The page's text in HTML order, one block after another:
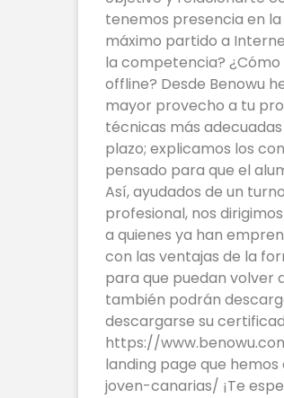
tenemos presencia en
máximo partido a
la competencia?
offline? Desde Benowu
mayor provecho a tu
técnicas más
plazo; explicamos los
pensado para que el
Así, ayudados de un
profesional, nos
a quienes ya han
con las ventajas de la
para que puedan volver
también podrán
descargarse su
https://
landing page que
joven-canarias/ ¡Te